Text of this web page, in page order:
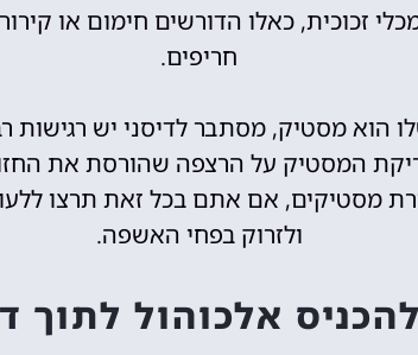
זכוכית, כאלו הדורשים חימום או
חריפים.
הוא מסטיק, מסתבר לדיסני יש רגישות
המסטיק על הרצפה שהורסת את
מסטיקים, אם אתם בכל זאת תרצו
ולזרוק בפחי האשפה.
אלכוהול לתוך